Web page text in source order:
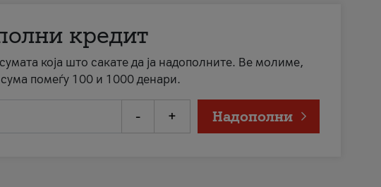
кредит
која што сакате да ја надополните. Ве молиме,
сума помеѓу 100 и 1000 денари.
- + Надополни